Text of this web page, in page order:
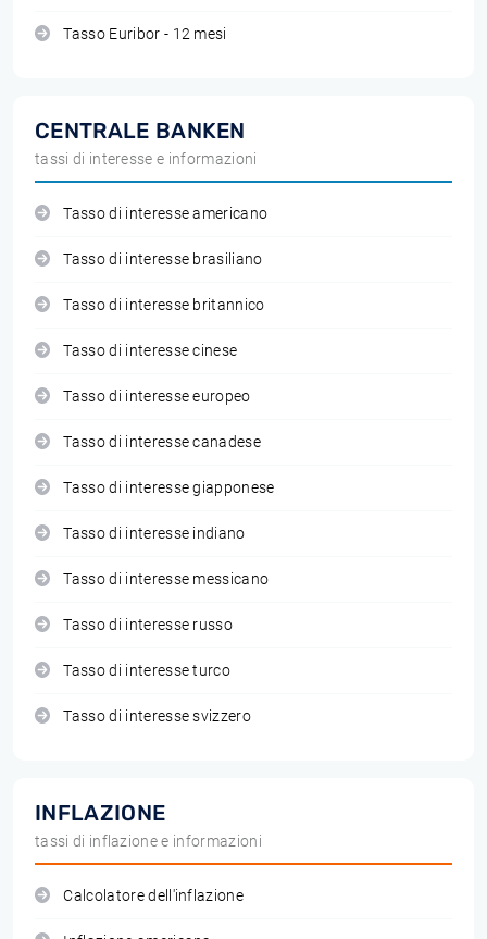
Tasso Euribor - 12 mesi
CENTRALE BANKEN
tassi di interesse e informazioni
Tasso di interesse americano
Tasso di interesse brasiliano
Tasso di interesse britannico
Tasso di interesse cinese
Tasso di interesse europeo
Tasso di interesse canadese
Tasso di interesse giapponese
Tasso di interesse indiano
Tasso di interesse messicano
Tasso di interesse russo
Tasso di interesse turco
Tasso di interesse svizzero
INFLAZIONE
tassi di inflazione e informazioni
Calcolatore dell'inflazione